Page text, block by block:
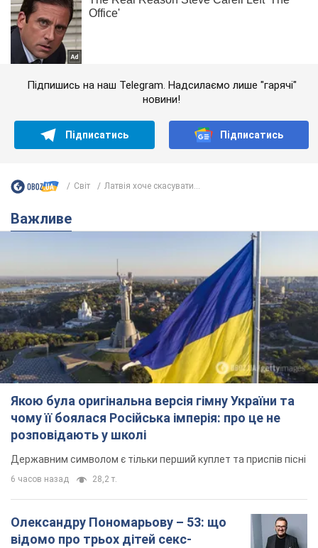
Підпишись на наш Telegram. Надсилаємо лише "гарячі"
новини!
Підписатись Підписатись
Світ Латвія хоче скасувати...
Важливе
Якою була оригінальна версія гімну України та
чому її боялася Російська імперія: про це не
розповідають у школі
Державним символом є тільки перший куплет та приспів пісні
6 часов назад 28,2 т.
Олександру Пономарьову – 53: що
відомо про трьох дітей секс-